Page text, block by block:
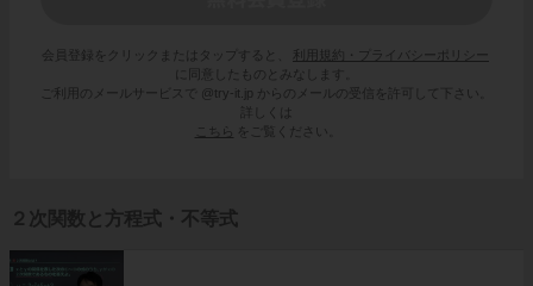
会員登録をクリックまたはタップすると、
利用規約・プライバシーポリシー
に同意したものとみなします。
ご利用のメールサービスで @try-it.jp からのメールの受信を許可して下さい。
詳しくは
こちら
をご覧ください。
２次関数と方程式・不等式